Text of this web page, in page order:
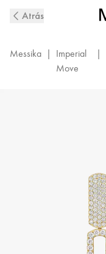
GM
Diamantes
Atrás
Messika |
Imperial
Move
|